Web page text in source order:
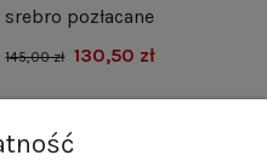
srebro pozłacane
145,00 zł 130,50 zł